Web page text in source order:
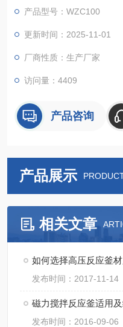
产品型号：WZC100
更新时间：2025-11-01
厂商性质：生产厂家
访问量：4409
产品咨询
产品展示
相关文章
如何选择高压反应釜
发布时间：2017-11-14
磁力搅拌反应釜适用
发布时间：2016-09-06